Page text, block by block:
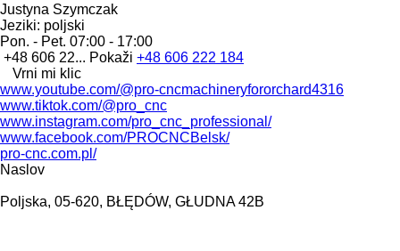
Justyna Szymczak
Jeziki: poljski
Pon. - Pet. 07:00 - 17:00
+48 606 22... Pokaži +48 606 222 184
Vrni mi klic
www.youtube.com/@pro-cncmachineryfororchard4316
www.tiktok.com/@pro_cnc
www.instagram.com/pro_cnc_professional/
www.facebook.com/PROCNCBelsk/
pro-cnc.com.pl/
Naslov
Poljska, 05-620, BŁĘDÓW, GŁUDNA 42B